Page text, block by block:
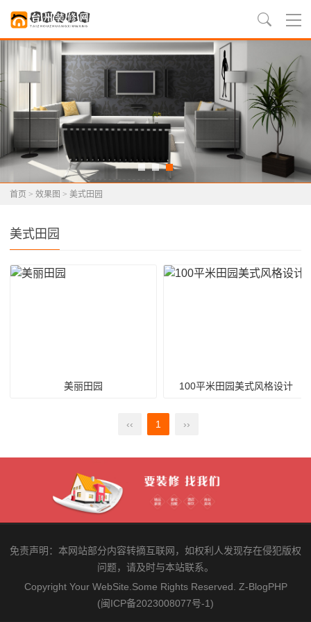
首页 > 效果图 > 美式田园
美式田园
美丽田园 100平米田园美式风格设计
‹‹ 1 ››
免责声明：本网站部分内容转摘互联网，如权利人发现存在侵犯版权
问题，请及时与本站联系。
Copyright Your WebSite.Some Rights Reserved. Z-BlogPHP
(闽ICP备2023008077号-1)